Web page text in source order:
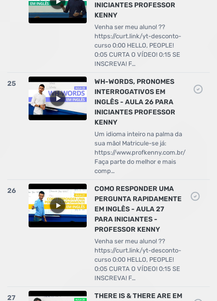
INICIANTES PROFESSOR
KENNY
Venha ser meu aluno! ??
https://curt.link/yt-desconto-
curso 0:00 HELLO, PEOPLE!
0:05 CURTA O VÍDEO! 0:15 SE
INSCREVA! F…
25
WH-WORDS, PRONOMES
INTERROGATIVOS EM
INGLÊS - AULA 26 PARA
INICIANTES PROFESSOR
KENNY
Um idioma inteiro na palma da
sua mão! Matricule-se já:
https://www.profkenny.com.br/
Faça parte do melhor e mais
comp…
26
COMO RESPONDER UMA
PERGUNTA RAPIDAMENTE
EM INGLÊS - AULA 27
PARA INICIANTES -
PROFESSOR KENNY
Venha ser meu aluno! ??
https://curt.link/yt-desconto-
curso 0:00 HELLO, PEOPLE!
0:05 CURTA O VÍDEO! 0:15 SE
INSCREVA! F…
27
THERE IS & THERE ARE EM